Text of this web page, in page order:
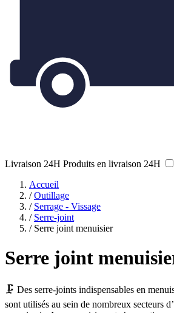
Livraison 24H Produits en livraison 24H
Accueil
/ Outillage
/ Serrage - Vissage
/ Serre-joint
/ Serre joint menuisier
Serre joint
🗜️ Des serre-joints indispensables en
sont utilisés au sein de nombreux secteurs